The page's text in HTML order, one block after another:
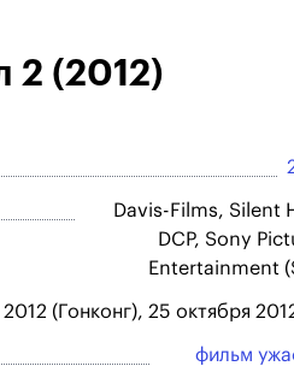
2 (2012)
Davis-Films, Silent
DCP, Sony
Entertainment
(Гонконг), 25 октября
фильм